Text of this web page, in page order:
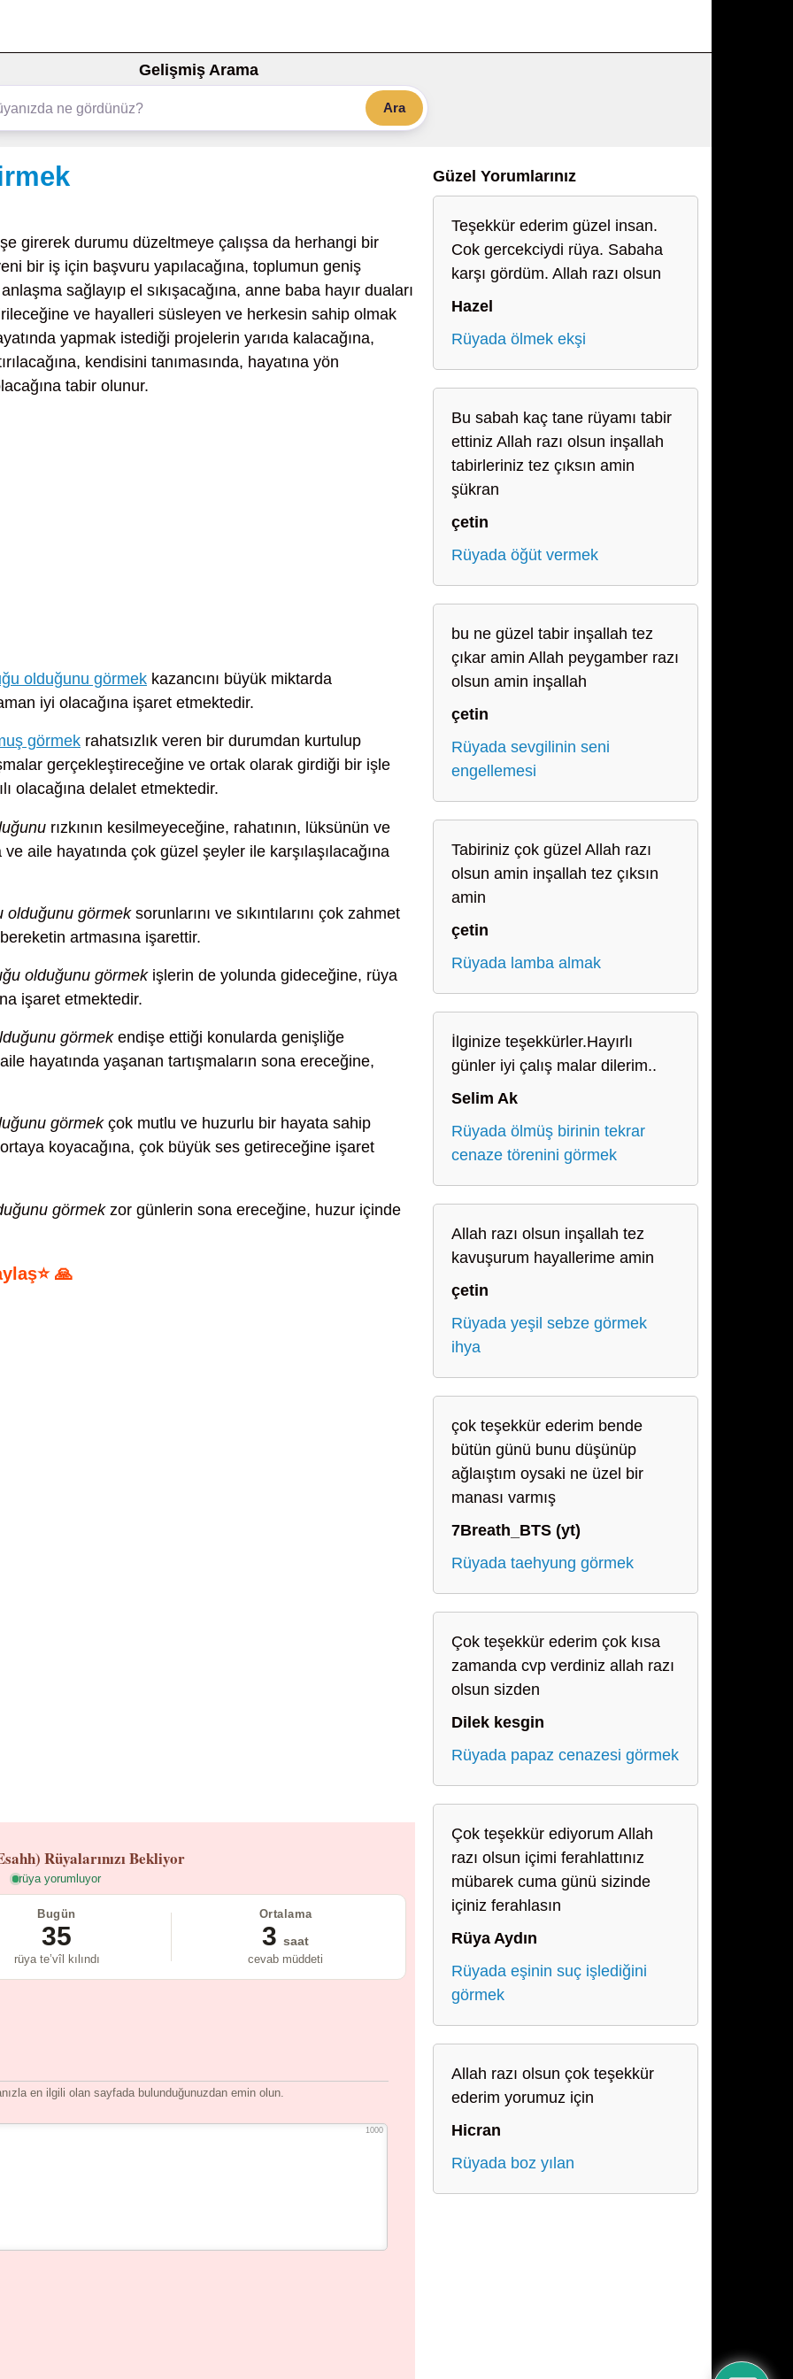
Gelişmiş Arama
Ara
girerek durumu düzeltmeye çalışsa da herhangi bir
bir iş için başvuru yapılacağına, toplumun geniş
sağlayıp el sıkışacağına, anne baba hayır duaları
ve hayalleri süsleyen ve herkesin sahip olmak
yapmak istediği projelerin yarıda kalacağına,
kendisini tanımasında, hayatına yön
tabir olunur.
olduğunu görmek kazancını büyük miktarda
iyi olacağına işaret etmektedir.
görmek rahatsızlık veren bir durumdan kurtulup
gerçekleştireceğine ve ortak olarak girdiği bir işle
olacağına delalet etmektedir.
rızkının kesilmeyeceğine, rahatının, lüksünün ve
aile hayatında çok güzel şeyler ile karşılaşılacağına
olduğunu görmeksorunlarını ve sıkıntılarını çok zahmet
artmasına işarettir.
olduğunu görmekişlerin de yolunda gideceğine, rüya
işaret etmektedir.
görmekendişe ettiği konularda genişliğe
hayatında yaşanan tartışmaların sona ereceğine,
görmekçok mutlu ve huzurlu bir hayata sahip
koyacağına, çok büyük ses getireceğine işaret
görmekzor günlerin sona ereceğine, huzur içinde
🙏
Rüyalarınızı Bekliyor
rüya yorumluyor
Bugün
35
rüya te’vîl kılındı
Ortalama
3 saat
cevab müddeti
en ilgili olan sayfada bulunduğunuzdan emin olun.
1000
Güzel Yorumlarınız
Teşekkür ederim güzel insan.
Cok gercekciydi rüya. Sabaha
karşı gördüm. Allah razı olsun
Hazel
Rüyada ölmek ekşi
Bu sabah kaç tane rüyamı tabir
ettiniz Allah razı olsun inşallah
tabirleriniz tez çıksın amin
şükran
çetin
Rüyada öğüt vermek
bu ne güzel tabir inşallah tez
çıkar amin Allah peygamber razı
olsun amin inşallah
çetin
Rüyada sevgilinin seni
engellemesi
Tabiriniz çok güzel Allah razı
olsun amin inşallah tez çıksın
amin
çetin
Rüyada lamba almak
İlginize teşekkürler.Hayırlı
günler iyi çalış malar dilerim..
Selim Ak
Rüyada ölmüş birinin tekrar
cenaze törenini görmek
Allah razı olsun inşallah tez
kavuşurum hayallerime amin
çetin
Rüyada yeşil sebze görmek
ihya
çok teşekkür ederim bende
bütün günü bunu düşünüp
ağlaıştım oysaki ne üzel bir
manası varmış
7Breath_BTS (yt)
Rüyada taehyung görmek
Çok teşekkür ederim çok kısa
zamanda cvp verdiniz allah razı
olsun sizden
Dilek kesgin
Rüyada papaz cenazesi görmek
Çok teşekkür ediyorum Allah
razı olsun içimi ferahlattınız
mübarek cuma günü sizinde
içiniz ferahlasın
Rüya Aydın
Rüyada eşinin suç işlediğini
görmek
Allah razı olsun çok teşekkür
ederim yorumuz için
Hicran
Rüyada boz yılan